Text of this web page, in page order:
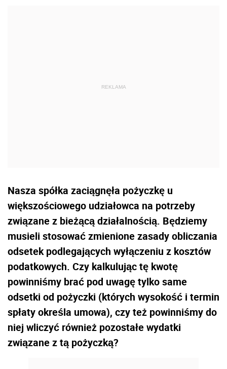
Nasza spółka zaciągnęła pożyczkę u
większościowego udziałowca na potrzeby
związane z bieżącą działalnością. Będziemy
musieli stosować zmienione zasady obliczania
odsetek podlegających wyłączeniu z kosztów
podatkowych. Czy kalkulując tę kwotę
powinniśmy brać pod uwagę tylko same
odsetki od pożyczki (których wysokość i termin
spłaty określa umowa), czy też powinniśmy do
niej wliczyć również pozostałe wydatki
związane z tą pożyczką?